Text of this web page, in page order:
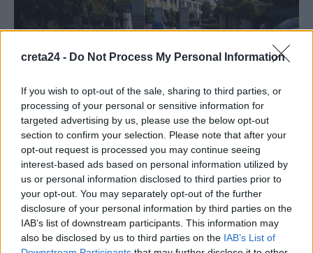
creta24 - Do Not Process My Personal Information
If you wish to opt-out of the sale, sharing to third parties, or
processing of your personal or sensitive information for
targeted advertising by us, please use the below opt-out
section to confirm your selection. Please note that after your
opt-out request is processed you may continue seeing
interest-based ads based on personal information utilized by
us or personal information disclosed to third parties prior to
your opt-out. You may separately opt-out of the further
disclosure of your personal information by third parties on the
IAB’s list of downstream participants. This information may
also be disclosed by us to third parties on the IAB’s List of
ΚΟΙΝΩΝΙΑ
Άγιοι Ανάργυροι: Νέα υπόθεση με παιδιά
που ζούσαν κάτω από άθλιες συνθήκες
-Συνελήφθησαν οι γονείς
Νέα υπόθεση με διαβίωση παιδιών σε άθλιες συνθήκες έρχεται
στη δημοσιότητα, αυτή τη φορά από τους Αγίους Αναργύρους.…
Newsroom 16 Μαΐου, 2026